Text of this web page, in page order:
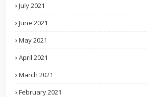
July 2021
June 2021
May 2021
April 2021
March 2021
February 2021